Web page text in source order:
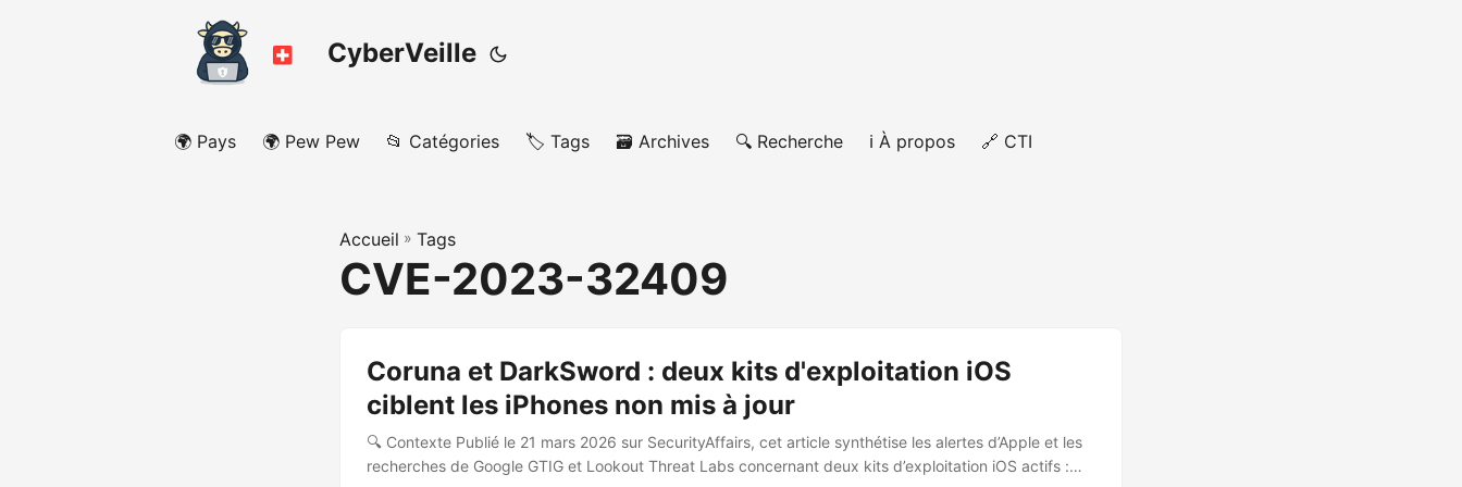
CyberVeille
🌍 Pays 🌍 Pew Pew 📂 Catégories 🏷️ Tags 🗃️ Archives 🔍 Recherche ℹ️ À propos 🔗 CTI
Accueil » Tags
CVE-2023-32409
Coruna et DarkSword : deux kits d'exploitation iOS
ciblent les iPhones non mis à jour
🔍 Contexte Publié le 21 mars 2026 sur SecurityAffairs, cet article synthétise les alertes d’Apple et les
recherches de Google GTIG et Lookout Threat Labs concernant deux kits d’exploitation iOS actifs :